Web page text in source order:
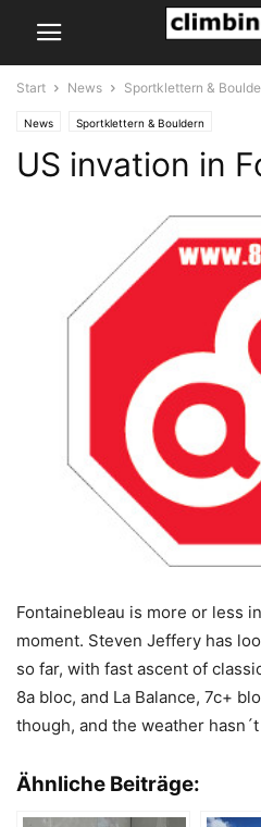
Start News Sportklettern &
News Sportklettern & Bouldern
US invation in
Fontainebleau is more or less
moment. Steven Jeffery has
so far, with fast ascent of
8a bloc, and La Balance, 7c+
though, and the weather
Ähnliche Beiträge: